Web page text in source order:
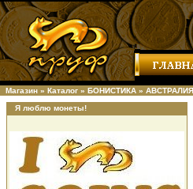
Магазин » Каталог » БОНИСТИКА » АВСТРАЛИЯ
Я люблю монеты!